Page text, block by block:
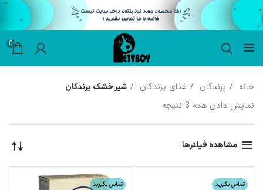
0
خانه پرندگان غذای پرندگان
شیر خشک پرندگان
نمایش دادن همه 3 نتیجه
مشاهده فیلترها
تماس بگیرید تماس بگیرید